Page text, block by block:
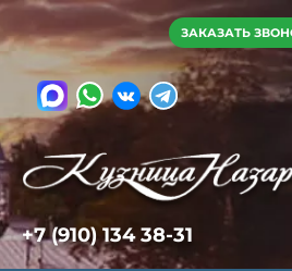
ЗАКАЗАТЬ
+7 (910) 134 38-31